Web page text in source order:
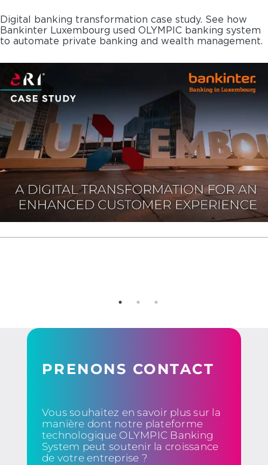
Digital banking transformation case study. See how
Bankinter Luxembourg used OLYMPIC banking system
to automate private banking and wealth management.
PRENONS CONTACT
Vous souhaitez en savoir plus sur la
manière dont notre plateforme
technologique OLYMPIC Banking
System peut soutenir la croissance
de votre entreprise ?